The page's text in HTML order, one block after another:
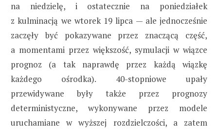
na niedzielę, i ostatecznie na poniedziałek
z kulminacją we wtorek 19 lipca — ale jednocześnie
zaczęły być pokazywane przez znaczącą część,
a momentami przez większość, symulacji w wiązce
prognoz (a tak naprawdę przez każdą wiązkę
każdego ośrodka). 40-stopniowe upały
przewidywane były także przez prognozy
deterministyczne, wykonywane przez modele
uruchamiane w wyższej rozdzielczości, a zatem